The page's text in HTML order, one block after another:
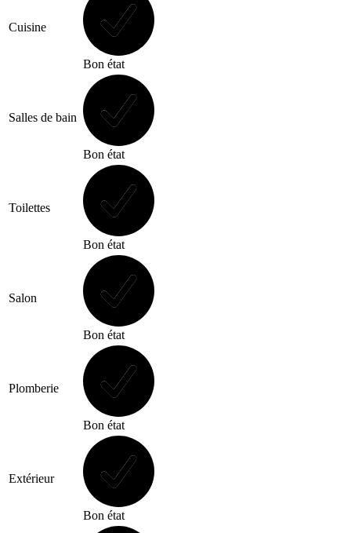
Cuisine
Bon état
Salles de bain
Bon état
Toilettes
Bon état
Salon
Bon état
Plomberie
Bon état
Extérieur
Bon état